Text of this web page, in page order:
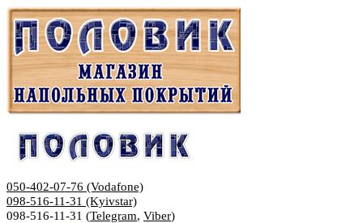
050-402-07-76 (Vodafone)
098-516-11-31 (Kyivstar)
098-516-11-31 (Telegram, Viber)